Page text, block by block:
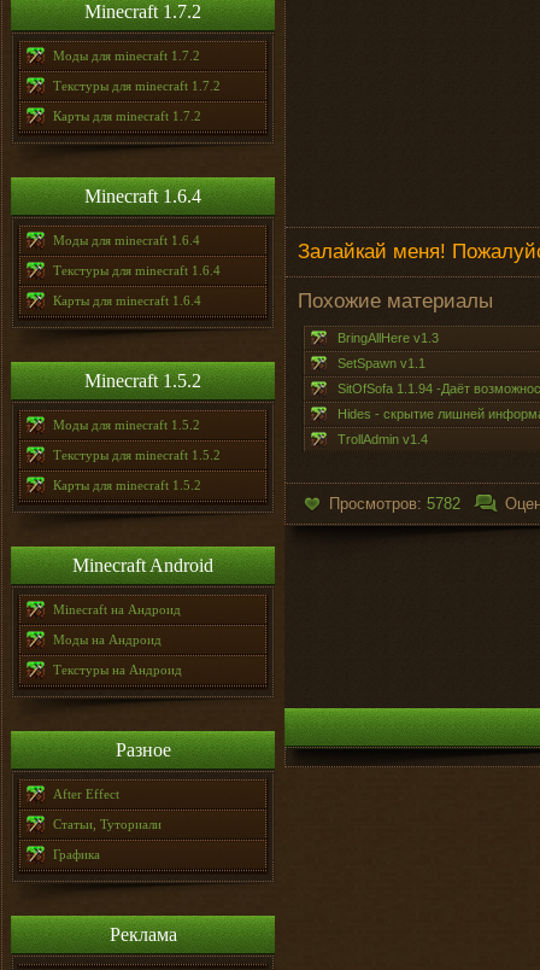
Minecraft 1.7.2
Моды для minecraft 1.7.2
Текстуры для minecraft 1.7.2
Карты для minecraft 1.7.2
Minecraft 1.6.4
Моды для minecraft 1.6.4
Текстуры для minecraft 1.6.4
Карты для minecraft 1.6.4
Minecraft 1.5.2
Моды для minecraft 1.5.2
Текстуры для minecraft 1.5.2
Карты для minecraft 1.5.2
Minecraft Android
Minecraft на Андроид
Моды на Андроид
Текстуры на Андроид
Разное
After Effect
Статьи, Туториали
Графика
Реклама
Залайкай меня!
Похожие материалы
BringAllHere v1.3
SetSpawn v1.1
SitOfSofa 1.1.94 -Даёт
Hides - скрытие лишней
TrollAdmin v1.4
Просмотров: 5782